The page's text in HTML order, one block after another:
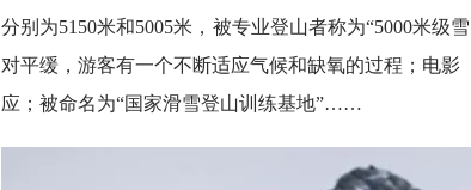
分别为5150米和5005米，被专业登山者称为“5000米级
对平缓，游客有一个不断适应气候和缺氧的过程；电影
应；被命名为“国家滑雪登山训练基地”……